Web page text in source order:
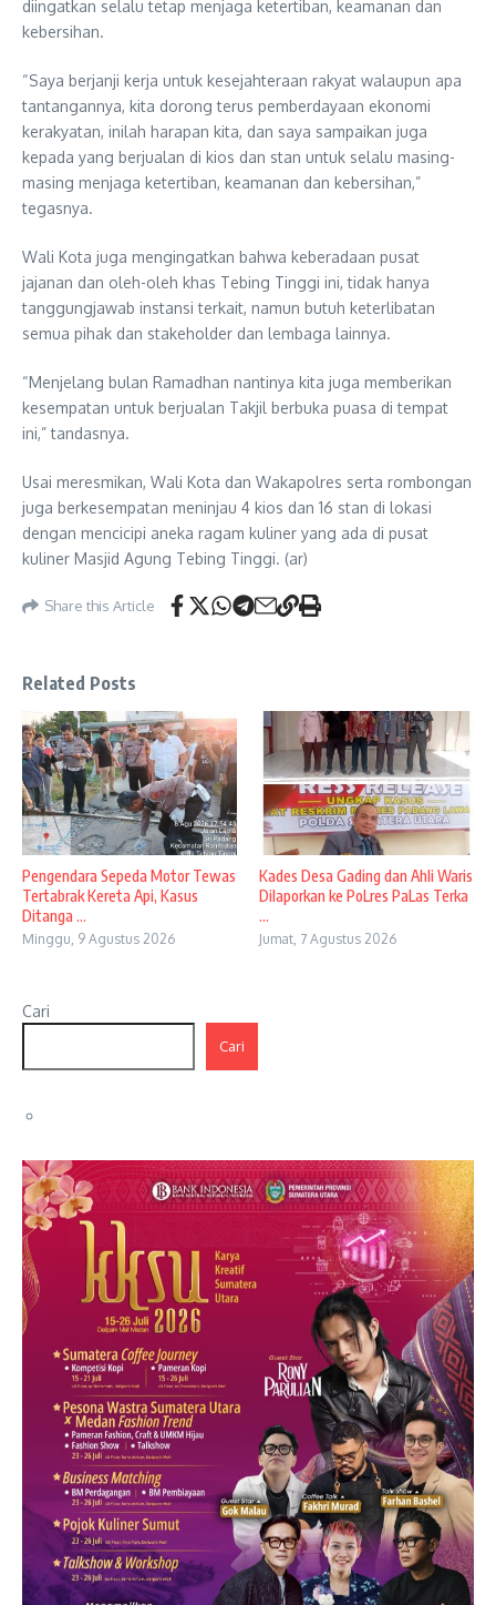
diingatkan selalu tetap menjaga ketertiban, keamanan dan
kebersihan.
“Saya berjanji kerja untuk kesejahteraan rakyat walaupun apa
tantangannya, kita dorong terus pemberdayaan ekonomi
kerakyatan, inilah harapan kita, dan saya sampaikan juga
kepada yang berjualan di kios dan stan untuk selalu masing-
masing menjaga ketertiban, keamanan dan kebersihan,”
tegasnya.
Wali Kota juga mengingatkan bahwa keberadaan pusat
jajanan dan oleh-oleh khas Tebing Tinggi ini, tidak hanya
tanggungjawab instansi terkait, namun butuh keterlibatan
semua pihak dan stakeholder dan lembaga lainnya.
“Menjelang bulan Ramadhan nantinya kita juga memberikan
kesempatan untuk berjualan Takjil berbuka puasa di tempat
ini,” tandasnya.
Usai meresmikan, Wali Kota dan Wakapolres serta rombongan
juga berkesempatan meninjau 4 kios dan 16 stan di lokasi
dengan mencicipi aneka ragam kuliner yang ada di pusat
kuliner Masjid Agung Tebing Tinggi. (ar)
Share this Article
Related Posts
Pengendara Sepeda Motor Tewas
Tertabrak Kereta Api, Kasus
Ditanga ...
Minggu, 9 Agustus 2026
Kades Desa Gading dan Ahli Waris
Dilaporkan ke PoLres PaLas Terka
...
Jumat, 7 Agustus 2026
Cari
Cari